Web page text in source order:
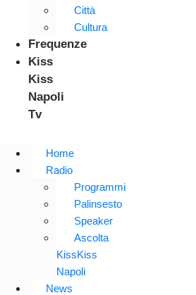
Città
Cultura
Frequenze
Kiss
Kiss
Napoli
Tv
Home
Radio
Programmi
Palinsesto
Speaker
Ascolta
KissKiss
Napoli
News